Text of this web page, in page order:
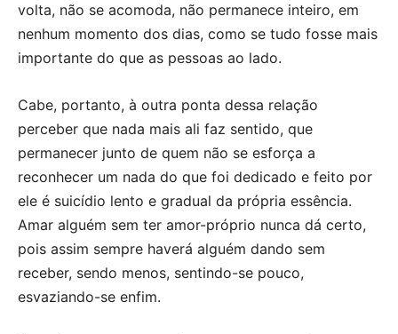
volta, não se acomoda, não permanece inteiro, em
nenhum momento dos dias, como se tudo fosse mais
importante do que as pessoas ao lado.
Cabe, portanto, à outra ponta dessa relação
perceber que nada mais ali faz sentido, que
permanecer junto de quem não se esforça a
reconhecer um nada do que foi dedicado e feito por
ele é suicídio lento e gradual da própria essência.
Amar alguém sem ter amor-próprio nunca dá certo,
pois assim sempre haverá alguém dando sem
receber, sendo menos, sentindo-se pouco,
esvaziando-se enfim.